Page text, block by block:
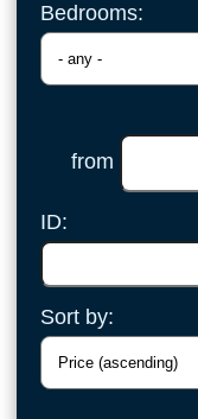
Bedrooms:
from
ID:
Sort by: